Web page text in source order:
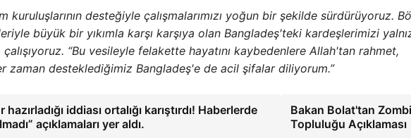
kuruluşlarının desteğiyle çalışmalarımızı yoğun bir şekilde sürdürüyoruz.
büyük bir yıkımla karşı karşıya olan Bangladeş'teki kardeşlerimizi
çalışıyoruz. “Bu vesileyle felakette hayatını kaybedenlere Allah'tan rahmet,
zaman desteklediğimiz Bangladeş'e de acil şifalar diliyorum.”
iddiası ortalığı karıştırdı! Haberlerde
açıklamaları yer aldı.
Bakan Bolat'tan Zombi
Topluluğu